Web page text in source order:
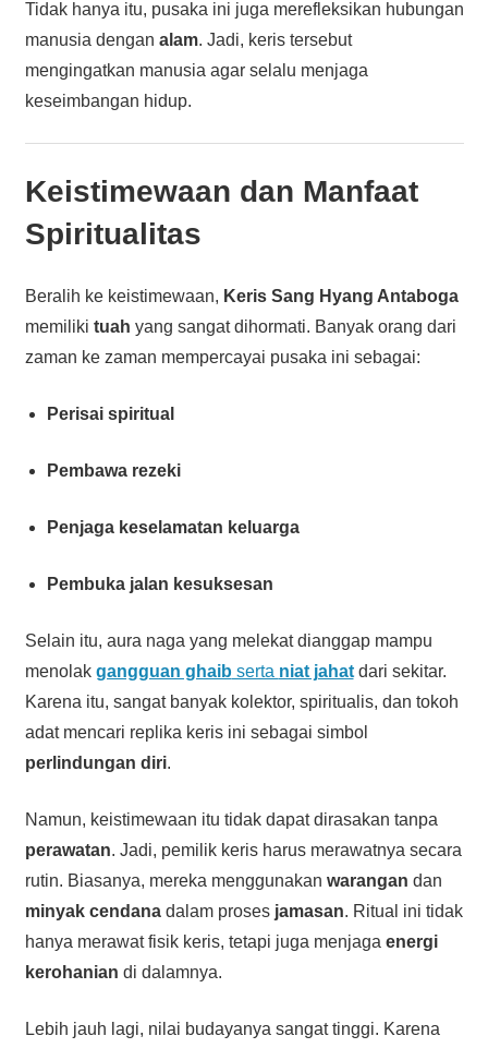
Tidak hanya itu, pusaka ini juga merefleksikan hubungan
manusia dengan alam. Jadi, keris tersebut
mengingatkan manusia agar selalu menjaga
keseimbangan hidup.
Keistimewaan dan Manfaat
Spiritualitas
Beralih ke keistimewaan, Keris Sang Hyang Antaboga
memiliki tuah yang sangat dihormati. Banyak orang dari
zaman ke zaman mempercayai pusaka ini sebagai:
Perisai spiritual
Pembawa rezeki
Penjaga keselamatan keluarga
Pembuka jalan kesuksesan
Selain itu, aura naga yang melekat dianggap mampu
menolak gangguan ghaib serta niat jahatdari sekitar.
Karena itu, sangat banyak kolektor, spiritualis, dan tokoh
adat mencari replika keris ini sebagai simbol
perlindungan diri.
Namun, keistimewaan itu tidak dapat dirasakan tanpa
perawatan. Jadi, pemilik keris harus merawatnya secara
rutin. Biasanya, mereka menggunakan warangan dan
minyak cendanadalam proses jamasan. Ritual ini tidak
hanya merawat fisik keris, tetapi juga menjaga energi
kerohanian di dalamnya.
Lebih jauh lagi, nilai budayanya sangat tinggi. Karena